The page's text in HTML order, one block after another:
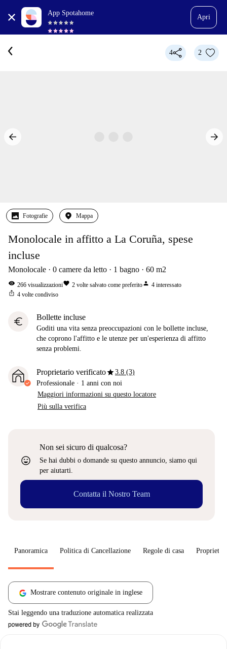
App Spotahome
Apri
4 2
Fotografie Mappa
Monolocale in affitto a La Coruña, spese
incluse
Monolocale 0 camere da letto 1 bagno 60 m2
visibility 266 visualizzazionifavorite 2 volte salvato come preferitoperson 4 interessato
ios_share 4 volte condiviso
euro Bollette incluse
Goditi una vita senza preoccupazioni con le bollette incluse,
che coprono l'affitto e le utenze per un'esperienza di affitto
senza problemi.
Proprietario verificatostar3.8 (3)
Professionale · 1 anni con noi
Maggiori informazioni su questo locatore
Più sulla verifica
sentiment_very_satisfied
Non sei sicuro di qualcosa?
Se hai dubbi o domande su questo annuncio, siamo qui
per aiutarti.
Contatta il Nostro Team
Panoramica Politica di Cancellazione Regole di casa
Mostrare contenuto originale in inglese
Stai leggendo una traduzione automatica realizzata